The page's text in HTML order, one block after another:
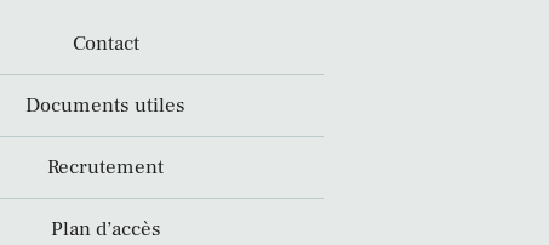
Contact
Documents utiles
Recrutement
Plan d’accès